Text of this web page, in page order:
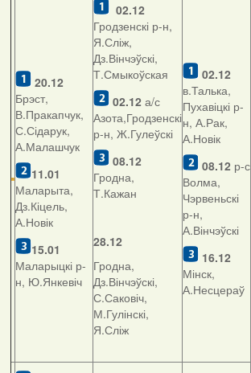
20.12
Брэст,
В.Пракапчук,
С.Сідарук,
А.Малашчук
11.01
Маларыта,
Дз.Кіцель,
А.Новік
15.01
Маларыцкі р-
н, Ю.Янкевіч
02.12
Гродзенскі р-н,
Я.Сліж,
Дз.Вінчэўскі,
Т.Смыкоўская
02.12а/с
Азота,Гродзенскі
р-н, Ж.Гулеўскі
08.12
Гродна,
Т.Кажан
28.12
Гродна,
Дз.Вінчэўскі,
С.Саковіч,
М.Гулінскі,
Я.Сліж
02.12
в.Талька,
Пухавіцкі р-
н, А.Рак,
А.Новік
08.12 р-с
Волма,
Чэрвеньскі
р-н,
А.Вінчэўскі
16.12
Мінск,
А.Несцераў